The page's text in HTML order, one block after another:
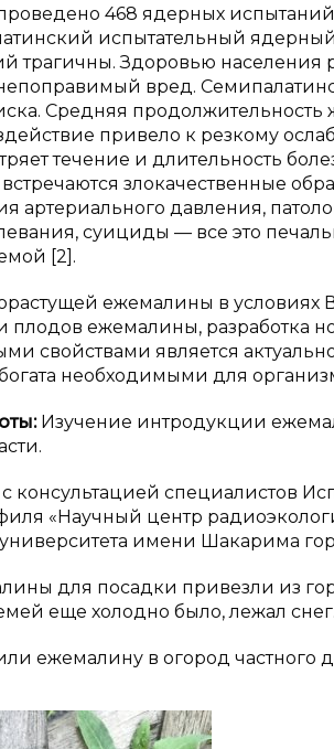
468 ядерных
испытательный
трагичны. Здоровью
вред.
Средняя продолжительность
привело к резкому
течение и длительность
злокачественные
артериального давления,
суициды — все это
[2].
ежемалины в условиях
плодов ежемалины, разработка
свойствами является
необходимыми для
Изучение интродукции
консультацией специалистов
«Научный центр
университета имени Шакарима
для посадки привезли из
еще холодно было, лежал снег.
ежемалину в огород частного